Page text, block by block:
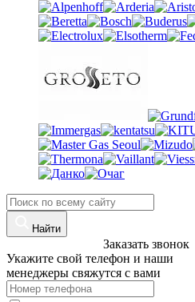
Найти
Заказать звонок
Укажите свой телефон и наши
менеджеры свяжутся с вами